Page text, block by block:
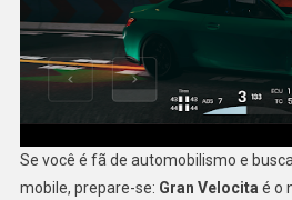
Se você é fã de automobilismo e
mobile, prepare-se: Gran Velocita é o